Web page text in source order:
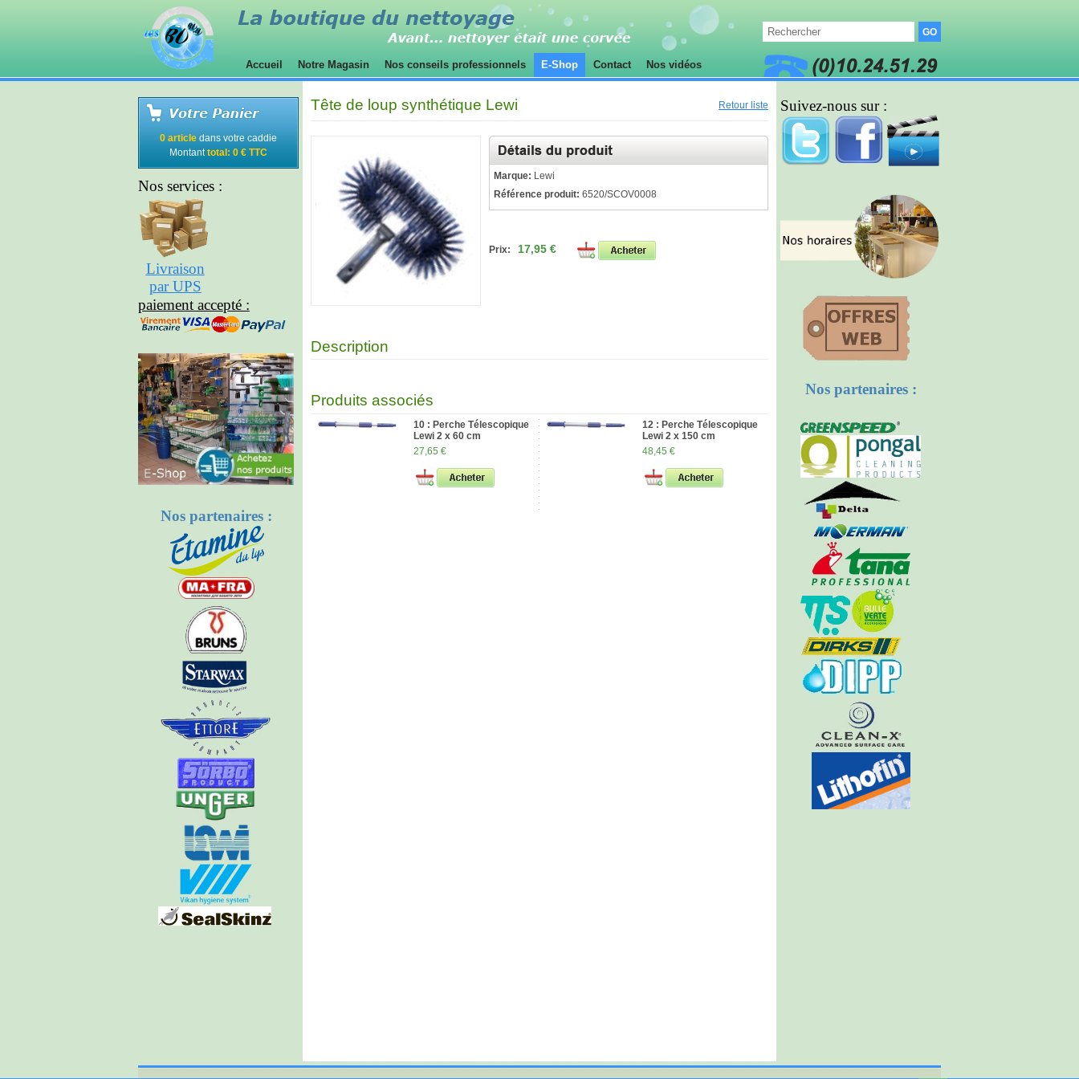
Accueil Notre Magasin Nos conseils professionnels E-Shop Contact Nos vidéos
0 article dans votre caddie
Montanttotal: 0 € TTC
Nos services :
Livraison
par UPS
paiement accepté :
Nos partenaires :
Tête de loup synthétique Lewi Retour liste
Marque: Lewi
Référence produit: 6520/SCOV0008
Prix: 17,95 €
Description
Produits associés
10 : Perche Télescopique
Lewi 2 x 60 cm
27,65 €
12 : Perche Télescopique
Lewi 2 x 150 cm
48,45 €
Suivez-nous sur :
Nos partenaires :